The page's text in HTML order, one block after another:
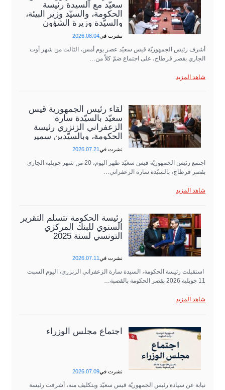
سعيّد مع السيدة رئيسة
الحكومة، والسيّد وزير البيئة،
والسيّدة وزيرة الشؤون
الثقافية،…
نشرت في2026.08.04
أشرف رئيس الجمهوريّة قيس سعيّد عصر يوم أمس، الثالث من شهر أوت
الجاري بقصر قرطاج، على اجتماع ضمّ كلاّ من…
شاهد المزيد
لقاء رئيس الجمهورية قيس
سعيّد بالسيّدة سارة
الزعفراني الزنزري رئيسة
الحكومة، وبالسيّدين سمير
عبد الحفيظ وزير…
نشرت في2026.07.21
اجتمع رئيس الجمهوريّة قيس سعيّد ظهر اليوم، 20 من شهر جويلية الجاري
بقصر قرطاج، بالسيّدة سارة الزعفراني…
شاهد المزيد
رئيسة الحكومة تتسلّم التقرير
السنوي للبنك المركزي
التونسي لسنة 2025
نشرت في2026.07.11
استقبلت رئيسة الحكومة، السيدة سارة الزعفراني الزنزري، اليوم السبت
11 جويلية 2026 بقصر الحكومة بالقصبة…
شاهد المزيد
اجتماع مجلس الوزراء
نشرت في2026.07.09
نيابة عن سيادة رئيس الجمهوريّة قيس سعيّد وبتكليف منه، أشرفت رئيسة